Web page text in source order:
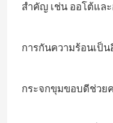
สําคัญ เช่น ออโต้แล
การกันความร้อนเป็
กระจกขุมขอบดีช่ว